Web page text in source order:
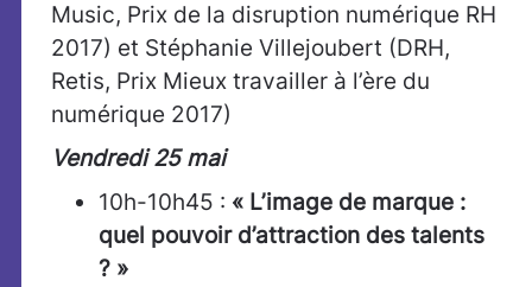
Music, Prix de la disruption numérique RH
2017) et Stéphanie Villejoubert (DRH,
Retis, Prix Mieux travailler à l’ère du
numérique 2017)​
Vendredi 25 mai
10h-10h45 : « L’image de marque :
quel pouvoir d’attraction des talents
? »